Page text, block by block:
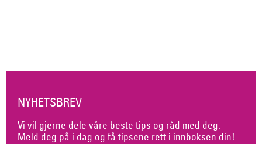
NYHETSBREV
Vi vil gjerne dele våre beste tips og råd med deg.
Meld deg på i dag og få tipsene rett i innboksen din!